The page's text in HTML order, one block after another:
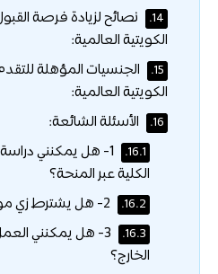
14.
نصائح لزيادة فرصة
الكويتية العالمية:
15.
الجنسيات المؤهلة
الكويتية العالمية:
16. الأسئلة الشائعة:
16.1.
1- هل يمكنني
الكلية عبر المنحة؟
16.2.
16.3.
3- هل يمكنني
الخارج؟